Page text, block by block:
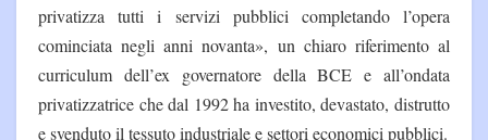
privatizza tutti i servizi pubblici completando l’opera
cominciata negli anni novanta», un chiaro riferimento al
curriculum dell’ex governatore della BCE e all’ondata
privatizzatrice che dal 1992 ha investito, devastato, distrutto
e svenduto il tessuto industriale e settori economici pubblici.